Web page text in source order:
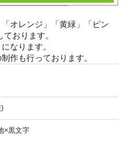
オレンジ」「黄緑」「ピン
おります。
なります。
作も行っております。
)
×黒文字